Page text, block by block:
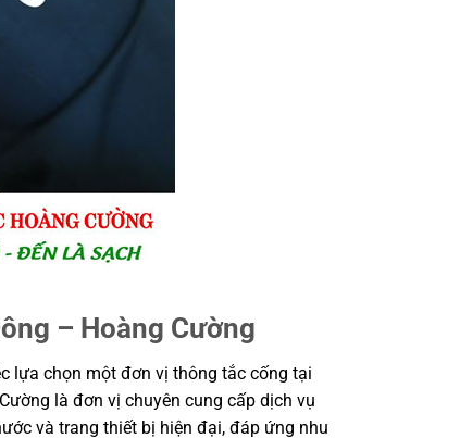
– Hoàng Cường
lựa chọn một đơn vị thông tắc cống tại
là đơn vị chuyên cung cấp dịch vụ
và trang thiết bị hiện đại, đáp ứng nhu